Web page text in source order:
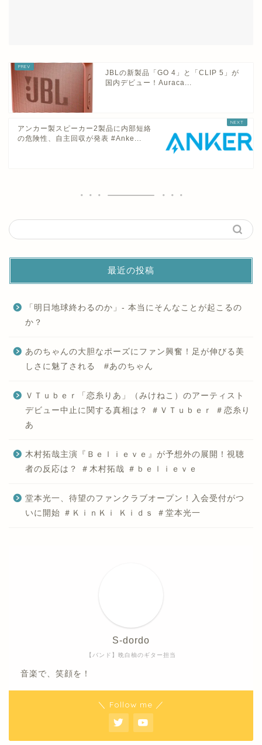
JBLの新製品「GO 4」と「CLIP 5」が
国内デビュー！Auraca...
アンカー製スピーカー2製品に内部短絡
の危険性、自主回収が発表 #Anke...
最近の投稿
「明日地球終わるのか」- 本当にそんなことが起こるの
か？
あのちゃんの大胆なポーズにファン興奮！足が伸びる美
しさに魅了される #あのちゃん
ＶＴｕｂｅｒ「恋糸りあ」（みけねこ）のアーティスト
デビュー中止に関する真相は？ ＃ＶＴｕｂｅｒ ＃恋糸り
あ
木村拓哉主演『Ｂｅｌｉｅｖｅ』が予想外の展開！視聴
者の反応は？ ＃木村拓哉 ＃ｂｅｌｉｅｖｅ
堂本光一、待望のファンクラブオープン！入会受付がつ
いに開始 ＃ＫｉｎＫｉ Ｋｉｄｓ ＃堂本光一
【バンド】晩白柚のギター担当
S-dordo
音楽で、笑顔を！
＼ Follow me ／